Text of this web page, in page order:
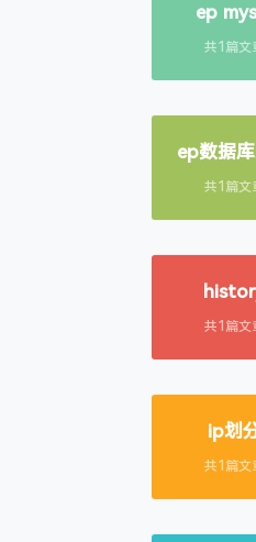
ep
共1篇文
ep数据
共1篇文
共1篇文
ip划
共1篇文